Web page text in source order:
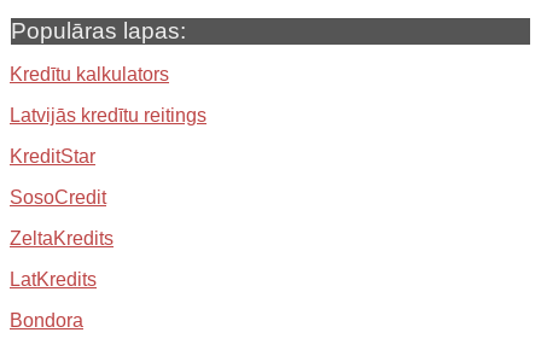
Populāras lapas:
Kredītu kalkulators
Latvijās kredītu reitings
KreditStar
SosoCredit
ZeltaKredits
LatKredits
Bondora